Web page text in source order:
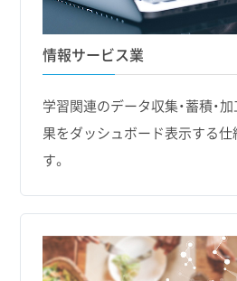
情報サービス業
学習関連のデータ収集・蓄積・
果をダッシュボード表示する
す。